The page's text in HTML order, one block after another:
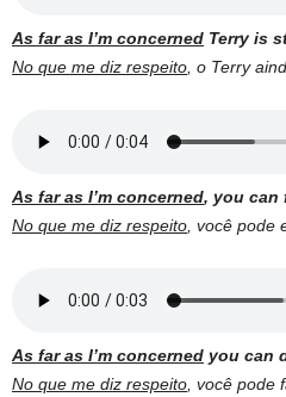
As far as I’m concerned Terry is
No que me diz respeito , o Terry
As far as I’m concerned, you can
No que me diz respeito , você pode
As far as I’m concerned you can
No que me diz respeito , você pode